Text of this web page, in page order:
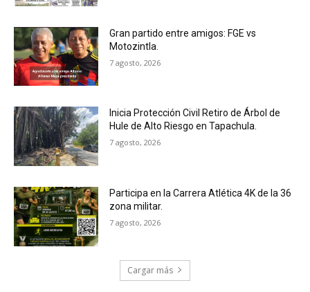
Gran partido entre amigos: FGE vs
Motozintla.
7 agosto, 2026
Inicia Protección Civil Retiro de Árbol de
Hule de Alto Riesgo en Tapachula.
7 agosto, 2026
Participa en la Carrera Atlética 4K de la 36
zona militar.
7 agosto, 2026
Cargar más